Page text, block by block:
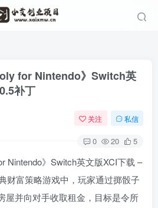
for Nintendo》Switch英
补丁
关注 私信
0 20 5
Nintendo》Switch英文版XCI下载 –
财富策略游戏中，玩家通过掷骰子
屋并向对手收取租金，目标是令所